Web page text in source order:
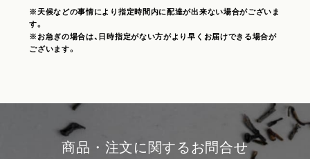
※天候などの事情により指定時間内に配達が出来ない場合がございま
す。
※お急ぎの場合は、日時指定がない方がより早くお届けできる場合が
ございます。
商品・注文に関するお問合せ